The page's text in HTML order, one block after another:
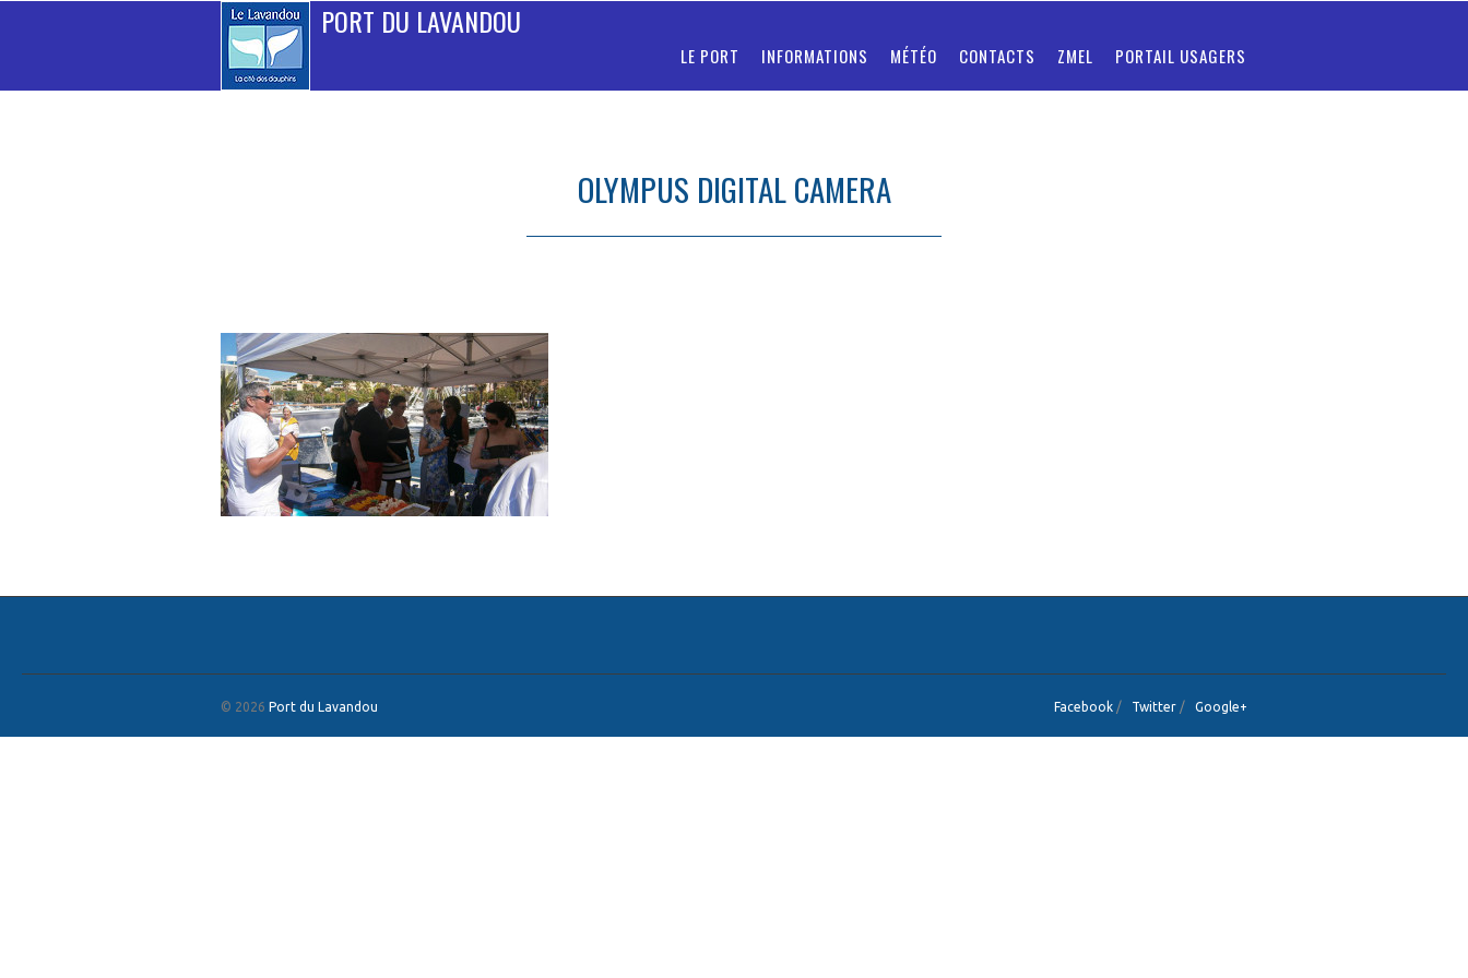
PORT DU LAVANDOU
LE PORT INFORMATIONS MÉTÉO CONTACTS ZMEL PORTAIL USAGERS
OLYMPUS DIGITAL CAMERA
© 2026 Port du Lavandou Facebook / Twitter / Google+